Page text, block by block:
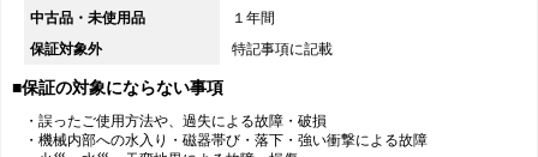
中古品・未使用品
１年間
保証対象外
特記事項に記載
■保証の対象にならない事項
・誤ったご使用方法や、過失による故障・破損
・機械内部への水入り・磁器帯び・落下・強い衝撃による故障